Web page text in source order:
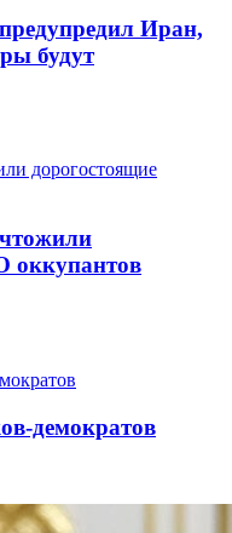
Иран,
будут
оккупантов
демократов